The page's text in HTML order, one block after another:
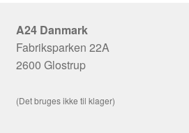
A24 Danmark
Fabriksparken 22A
2600 Glostrup
(Det bruges ikke til klager)